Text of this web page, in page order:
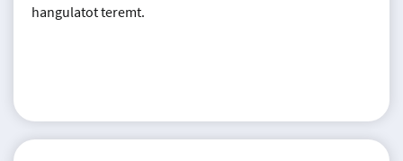
hangulatot teremt.